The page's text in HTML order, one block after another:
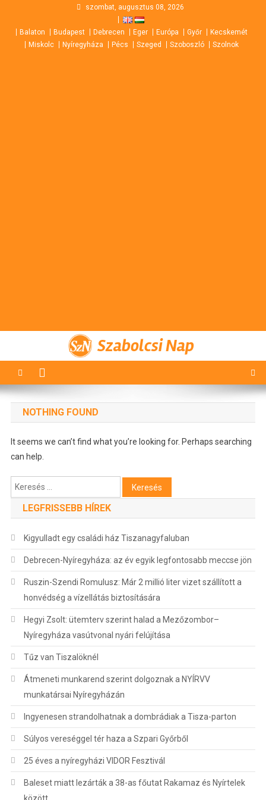
content
szombat, augusztus 08, 2026
Balaton Budapest Debrecen Eger Európa Győr
Kecskemét
Miskolc
Nyíregyháza Pécs Szeged Szoboszló Szolnok
Szabolcsi Nap
NOTHING FOUND
It seems we can’t find what you’re looking for. Perhaps searching
can help.
Keresés:
LEGFRISSEBB HÍREK
Kigyulladt egy családi ház Tiszanagyfaluban
Debrecen-Nyíregyháza: az év egyik legfontosabb meccse jön
Ruszin-Szendi Romulusz: Már 2 millió liter vizet szállított a
honvédség a vízellátás biztosítására
Hegyi Zsolt: ütemterv szerint halad a Mezőzombor–
Nyíregyháza vasútvonal nyári felújítása
Tűz van Tiszalöknél
Átmeneti munkarend szerint dolgoznak a NYÍRVV
munkatársai Nyíregyházán
Ingyenesen strandolhatnak a dombrádiak a Tisza-parton
Súlyos vereséggel tér haza a Szpari Győrből
25 éves a nyíregyházi VIDOR Fesztivál
Baleset miatt lezárták a 38-as főutat Rakamaz és Nyírtelek